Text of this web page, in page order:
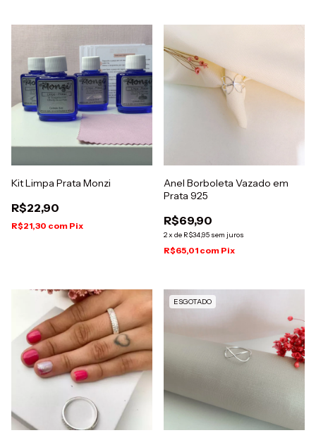
Kit Limpa Prata Monzi
R$22,90
R$21,30 com Pix
Anel Borboleta Vazado em
Prata 925
R$69,90
2x de R$34,95 sem juros
R$65,01 com Pix
ESGOTADO